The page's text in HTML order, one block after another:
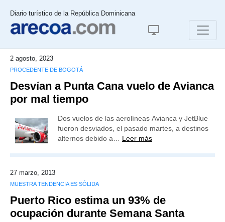
Diario turístico de la República Dominicana
2 agosto, 2023
PROCEDENTE DE BOGOTÁ
Desvían a Punta Cana vuelo de Avianca
por mal tiempo
Dos vuelos de las aerolíneas Avianca y JetBlue
fueron desviados, el pasado martes, a destinos
alternos debido a… Leer más
27 marzo, 2013
MUESTRA TENDENCIA ES SÓLIDA
Puerto Rico estima un 93% de
ocupación durante Semana Santa